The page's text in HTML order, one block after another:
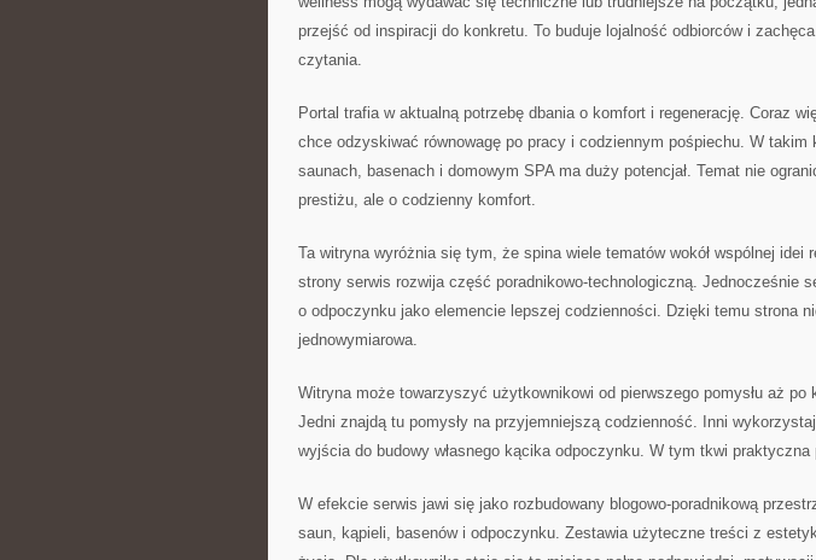
przejść od inspiracji do konkretu. To buduje lojalność odbiorców i
czytania.
Portal trafia w aktualną potrzebę dbania o komfort i regenerację. Coraz
chce odzyskiwać równowagę po pracy i codziennym pośpiechu. W takim
saunach, basenach i domowym SPA ma duży potencjał. Temat nie
prestiżu, ale o codzienny komfort.
Ta witryna wyróżnia się tym, że spina wiele tematów wokół wspólnej idei
strony serwis rozwija część poradnikowo-technologiczną. Jednocześnie
o odpoczynku jako elemencie lepszej codzienności. Dzięki temu strona
jednowymiarowa.
Witryna może towarzyszyć użytkownikowi od pierwszego pomysłu aż po
Jedni znajdą tu pomysły na przyjemniejszą codzienność. Inni
wyjścia do budowy własnego kącika odpoczynku. W tym tkwi praktyczna
W efekcie serwis jawi się jako rozbudowany blogowo-poradnikową
saun, kąpieli, basenów i odpoczynku. Zestawia użyteczne treści z